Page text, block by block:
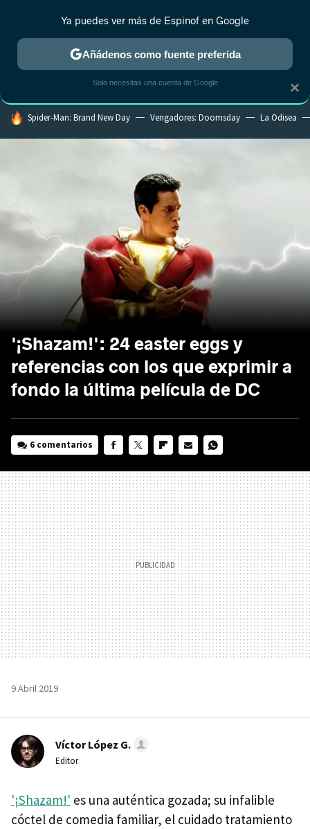
MENÚ NUEVO
ESTRENOS REALITY ANIME RANKINGS CINE
HOY SE HABLA DE
Spider-Man: Brand New Day Vengadores: Doomsday La Odisea
'¡Shazam!': 24 easter eggs y
referencias con los que exprimir a
fondo la última película de DC
6 comentarios
MAIL
9 Abril 2019
Víctor López G.
Editor
'¡Shazam!' es una auténtica gozada; su infalible
cóctel de comedia familiar, el cuidado tratamiento
×
Ya puedes ver más de Espinof en Google
Añádenos como fuente preferida
Solo necesitas una cuenta de Google